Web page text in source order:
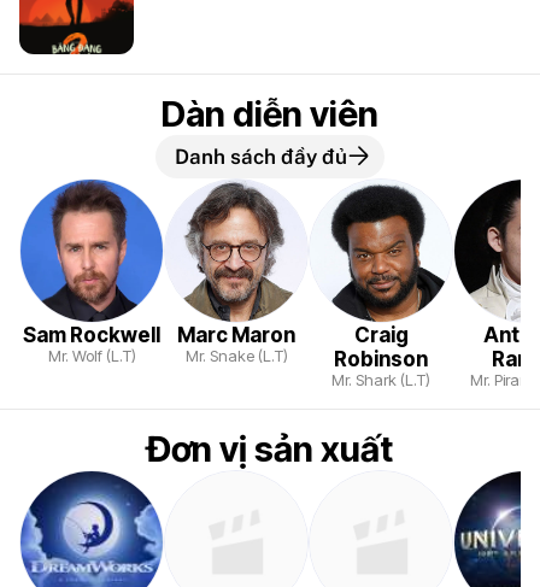
Dàn diễn viên
Danh sách đầy đủ
Sam Rockwell
Mr. Wolf (L.T)
Marc Maron
Mr. Snake (L.T)
Craig
Robinson
Mr. Shark (L.T) Mr.
Đơn vị sản xuất